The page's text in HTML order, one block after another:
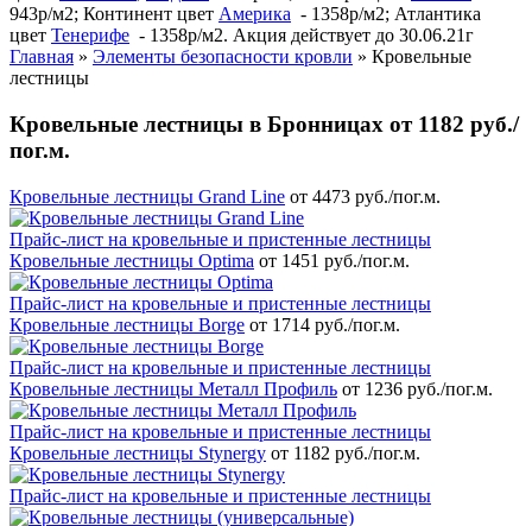
943р/м2; Континент цвет Америка - 1358р/м2; Атлантика
цвет Тенерифе - 1358р/м2. Акция действует до 30.06.21г
Главная » Элементы безопасности кровли » Кровельные
лестницы
Кровельные лестницы в Бронницах от 1182 руб./
пог.м.
Кровельные лестницы Grand Line от 4473 руб./пог.м.
Прайс-лист на кровельные и пристенные лестницы
Кровельные лестницы Optima от 1451 руб./пог.м.
Прайс-лист на кровельные и пристенные лестницы
Кровельные лестницы Borge от 1714 руб./пог.м.
Прайс-лист на кровельные и пристенные лестницы
Кровельные лестницы Металл Профиль от 1236 руб./пог.м.
Прайс-лист на кровельные и пристенные лестницы
Кровельные лестницы Stynergy от 1182 руб./пог.м.
Прайс-лист на кровельные и пристенные лестницы